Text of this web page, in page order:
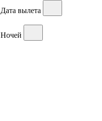
Дата вылета
Ночей